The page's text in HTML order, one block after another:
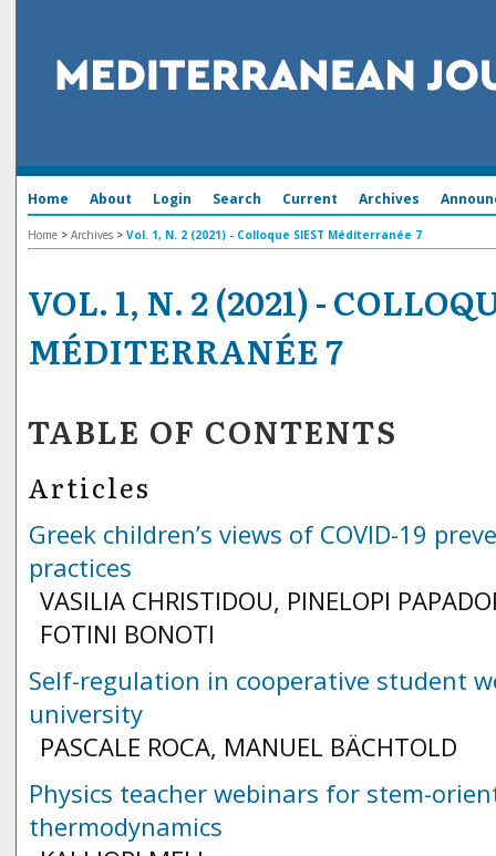
Home About Login Search Current Archives
Home > Archives > Vol. 1, N. 2 (2021) - Colloque SIEST Méditerranée 7
VOL. 1, N. 2 (2021) -
MÉDITERRANÉE 7
TABLE OF CONTENTS
Articles
Greek children’s views of COVID-19
practices
VASILIA CHRISTIDOU, PINELOPI
FOTINI BONOTI
Self-regulation in cooperative student
university
PASCALE ROCA, MANUEL BÄCHTOLD
Physics teacher webinars for stem-
thermodynamics